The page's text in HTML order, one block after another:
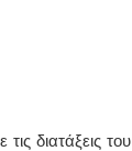
διατάξεις του